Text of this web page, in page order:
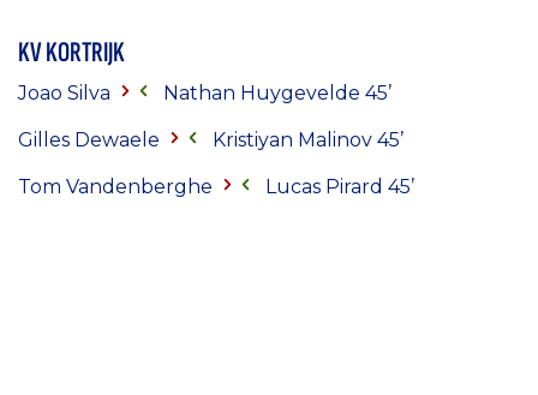
KV KORTRIJK
Joao Silva Nathan Huygevelde 45’
Gilles Dewaele Kristiyan Malinov 45’
Tom Vandenberghe Lucas Pirard 45’